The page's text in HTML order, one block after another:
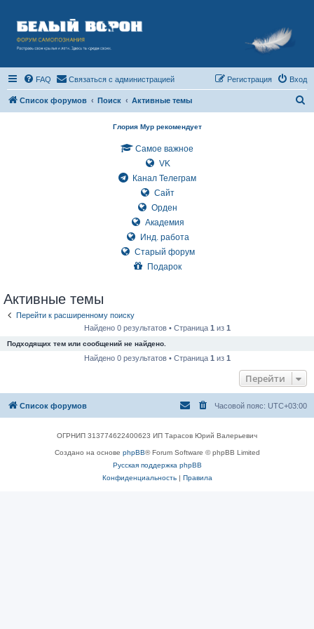
FAQ Связаться с администрацией Вход
Регистрация
Список форумов Поиск Активные темы
Глория Мур рекомендует
Самое важное
VK
Канал Телеграм
Сайт
Орден
Академия
Инд. работа
Старый форум
Подарок
Активные темы
Перейти к расширенному поиску
Найдено 0 результатов • Страница 1 из 1
Подходящих тем или сообщений не найдено.
Найдено 0 результатов • Страница 1 из 1
Перейти
Список форумов Часовой пояс: UTC+03:00
ОГРНИП 313774622400623 ИП Тарасов Юрий Валерьевич
Создано на основе phpBB® Forum Software © phpBB Limited
Русская поддержка phpBB
Конфиденциальность| Правила